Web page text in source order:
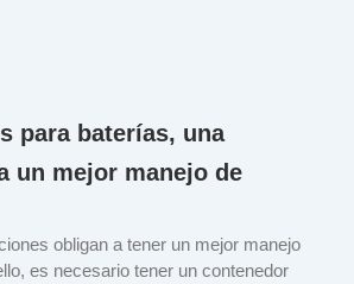
para baterías, una
un mejor manejo de
obligan a tener un mejor manejo
es necesario tener un contenedor